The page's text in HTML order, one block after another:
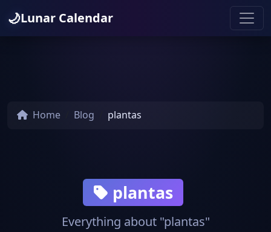
🌙Lunar Calendar
Home Blog plantas
plantas
Everything about "plantas"